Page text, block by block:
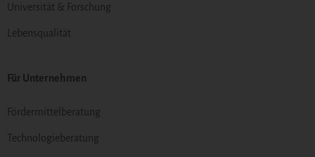
Universität & Forschung
Lebensqualität
Für Unternehmen
Fördermittelberatung
Technologieberatung